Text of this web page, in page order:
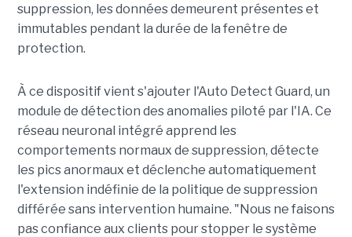
suppression, les données demeurent présentes et
immutables pendant la durée de la fenêtre de
protection.
À ce dispositif vient s'ajouter l'Auto Detect Guard, un
module de détection des anomalies piloté par l'IA. Ce
réseau neuronal intégré apprend les
comportements normaux de suppression, détecte
les pics anormaux et déclenche automatiquement
l'extension indéfinie de la politique de suppression
différée sans intervention humaine. "Nous ne faisons
pas confiance aux clients pour stopper le système